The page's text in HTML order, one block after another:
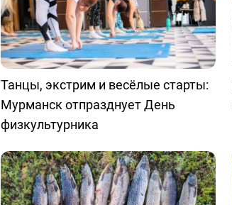
Танцы, экстрим и весёлые старты:
Мурманск отпразднует День
физкультурника